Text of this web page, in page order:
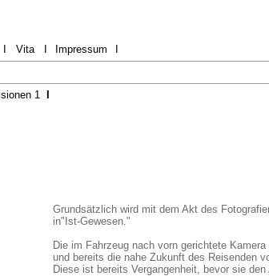
Vita Impressum
1
Grundsätzlich wird mit dem Akt des
in"Ist-Gewesen."
Die im Fahrzeug nach vorn gerichtete
und bereits die nahe Zukunft des Reisenden
Diese ist bereits Vergangenheit, bevor sie